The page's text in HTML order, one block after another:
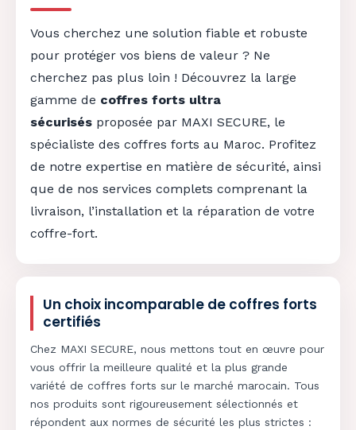
Vous cherchez une solution fiable et robuste
pour protéger vos biens de valeur ? Ne
cherchez pas plus loin ! Découvrez la large
gamme de coffres forts ultra
sécurisés proposée par MAXI SECURE, le
spécialiste des coffres forts au Maroc. Profitez
de notre expertise en matière de sécurité, ainsi
que de nos services complets comprenant la
livraison, l’installation et la réparation de votre
coffre-fort.
Un choix incomparable de coffres forts
certifiés
Chez MAXI SECURE, nous mettons tout en œuvre pour
vous offrir la meilleure qualité et la plus grande
variété de coffres forts sur le marché marocain. Tous
nos produits sont rigoureusement sélectionnés et
répondent aux normes de sécurité les plus strictes :